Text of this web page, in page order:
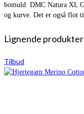
bomuld. DMC Natura XL
og kurve. Det er også flot
Lignende produkter
Tilbud